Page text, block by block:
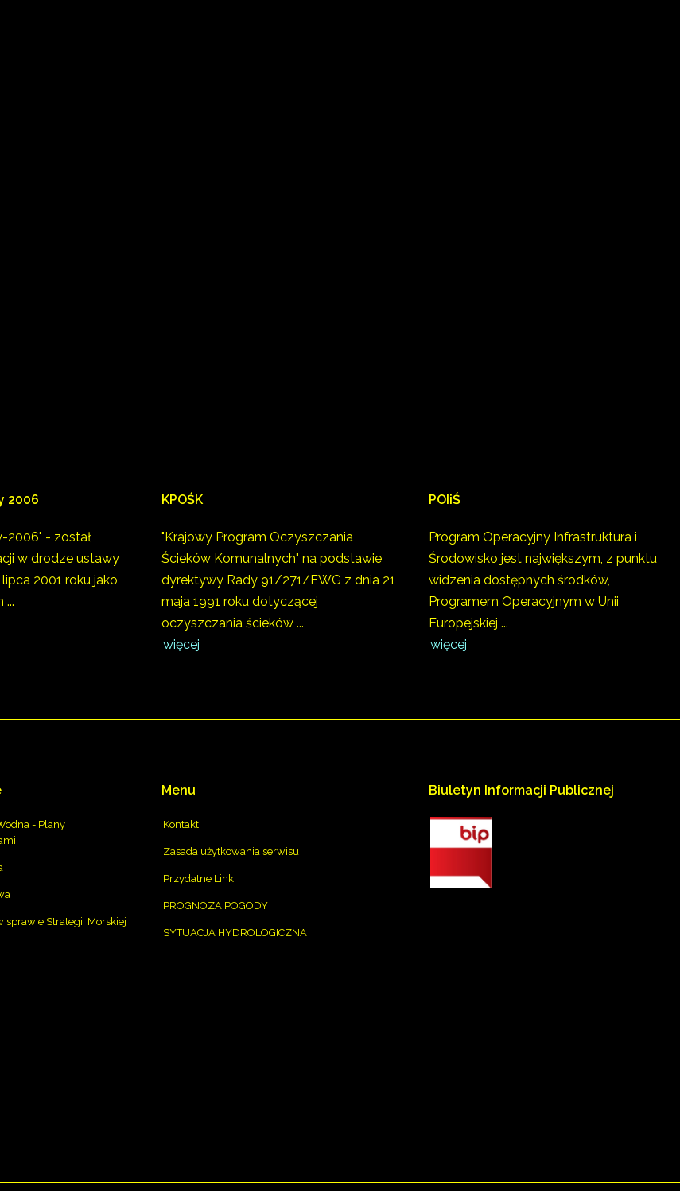
2006
2006" - został
w drodze ustawy
2001 roku jako
...
KPOŚK
"Krajowy Program Oczyszczania
Ścieków Komunalnych" na podstawie
dyrektywy Rady 91/271/EWG z dnia 21
maja 1991 roku dotyczącej
oczyszczania ścieków ...
więcej
POIiŚ
Program Operacyjny Infrastruktura i
Środowisko jest największym, z punktu
widzenia dostępnych środków,
Programem Operacyjnym w Unii
Europejskiej ...
więcej
- Plany
sprawie Strategii Morskiej
Menu
Kontakt
Zasada użytkowania serwisu
Przydatne Linki
PROGNOZA POGODY
SYTUACJA HYDROLOGICZNA
Biuletyn Informacji Publicznej